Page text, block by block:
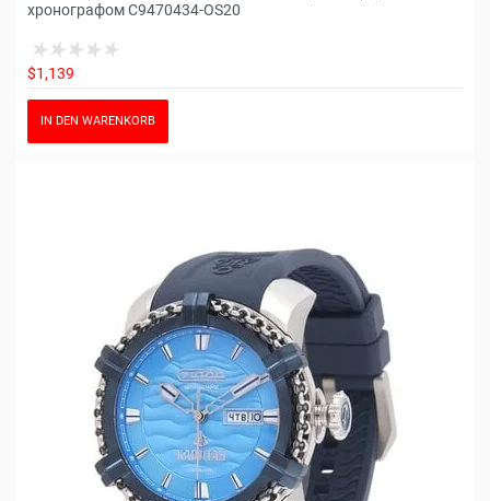
хронографом С9470434-OS20
$1,139
IN DEN WARENKORB